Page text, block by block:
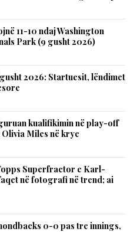
11-10 ndaj Washington
Park (9 gusht 2026)
2026: Startuesit, lëndimet
kualifikimin në play-off
Miles në krye
Superfractor e Karl-
në fotografi në trend; ai
0-0 pas tre innings,